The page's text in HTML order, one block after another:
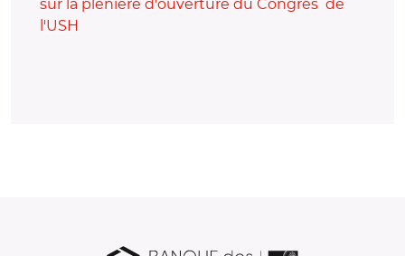
sur la plénière d'ouverture du Congrès de
l'USH